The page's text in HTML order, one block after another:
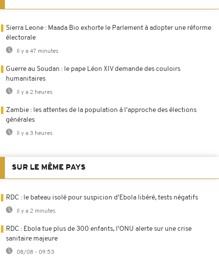
Sierra Leone : Maada Bio exhorte le Parlement à adopter une réforme
électorale
Il y a 47 minutes
Guerre au Soudan : le pape Léon XIV demande des couloirs
humanitaires
Il y a 2 heures
Zambie : les attentes de la population à l'approche des élections
générales
Il y a 3 heures
SUR LE MÊME PAYS
RDC : le bateau isolé pour suspicion d'Ebola libéré, tests négatifs
Il y a 2 minutes
RDC : Ebola tue plus de 300 enfants, l'ONU alerte sur une crise
sanitaire majeure
08/08 - 09:53